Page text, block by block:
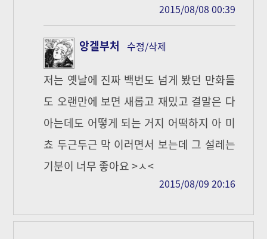
2015/08/08 00:39
앙겔부처 수정/삭제
저는 옛날에 진짜 백번도 넘게 봤던 만화들
도 오랜만에 보면 새롭고 재밌고 결말은 다
아는데도 어떻게 되는 거지 어떡하지 아 미
쵸 두근두근 막 이러면서 보는데 그 설레는
기분이 너무 좋아요 >ㅅ<
2015/08/09 20:16